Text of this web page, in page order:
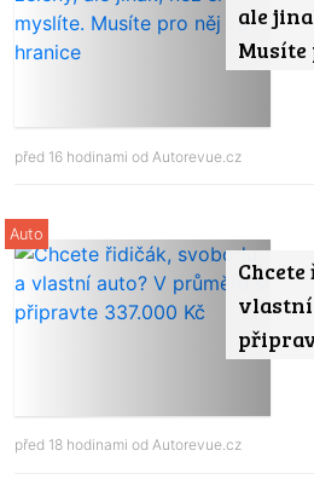
ale
Musíte
před 16 hodinami od Autorevue.cz
vlastní
Auto
před 18 hodinami od Autorevue.cz